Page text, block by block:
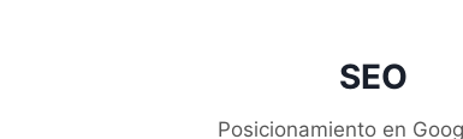
SEO
Posicionamiento en